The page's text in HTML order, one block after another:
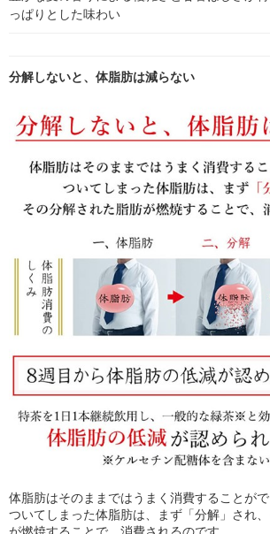
っぱりとした味わい
分解しないと、体脂肪は減らない
体脂肪はそのままではうまく消費することがで
ついてしまった体脂肪は、まず「分解」され